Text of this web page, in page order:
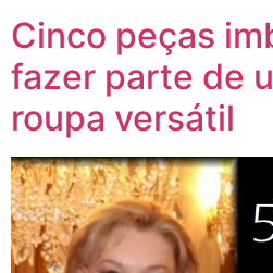
Cinco peças
fazer parte de
roupa versátil